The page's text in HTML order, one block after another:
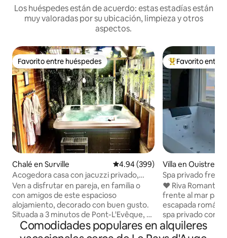
Los huéspedes están de acuerdo: estas estadías están
muy valoradas por su ubicación, limpieza y otros
aspectos.
Favorito entre huéspedes
Favorito entre huéspedes
Chalé en Surville Calificación promedio: 4.94 de
4.94 (399)
Acogedora casa con jacuzzi privado,
terraza sur
Ven a disfrutar en pareja, en familia o
con amigos de este espacioso
alojamiento, decorado con buen gusto.
Situada a 3 minutos de Pont-L'Evêque, a
15 minutos de Deauville, Trouville y
Honfleur, esta luminosa casa ofrece
Favorito entre
Favorito entre
Villa en
Spa privado
& SPA
❤️ Riva Romantic
frente al mar
escapada
spa privado
Sauna de barril
la planta
Comodidades populares en alquileres